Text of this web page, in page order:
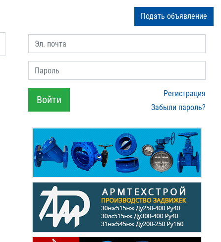
Подать объявление
Эл. почта
Пароль
Войти
Регистрация
Забыли пароль?